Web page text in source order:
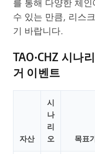
를 통해 다양한 체
수 있는 만큼, 리스
기 바랍니다.
TAO·CHZ 시나
거 이벤트
자산
시
나
리
오
목표